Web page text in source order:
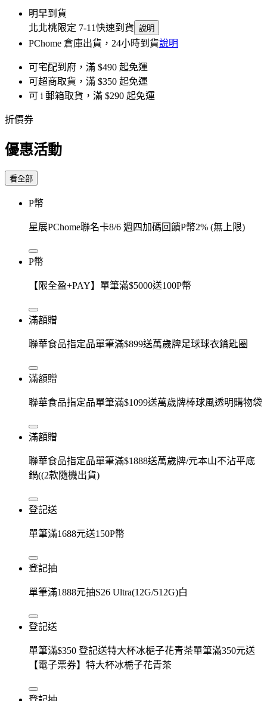
明早到貨
北北桃限定 7-11快速到貨 說明
PChome 倉庫出貨，24小時到貨說明
可宅配到府，滿 $490 起免運
可超商取貨，滿 $350 起免運
可 i 郵箱取貨，滿 $290 起免運
折價券
優惠活動
看全部
P幣
星展PChome聯名卡8/6 週四加碼回饋P幣2% (無上限)
P幣
【限全盈+PAY】單筆滿$5000送100P幣
滿額贈
聯華食品指定品單筆滿$899送萬歲牌足球球衣鑰匙圈
滿額贈
聯華食品指定品單筆滿$1099送萬歲牌棒球風透明購物袋
滿額贈
聯華食品指定品單筆滿$1888送萬歲牌/元本山不沾平底
鍋((2款隨機出貨)
登記送
單筆滿1688元送150P幣
登記抽
單筆滿1888元抽S26 Ultra(12G/512G)白
登記送
單筆滿$350 登記送特大杯冰梔子花青茶單筆滿350元送
【電子票券】特大杯冰梔子花青茶